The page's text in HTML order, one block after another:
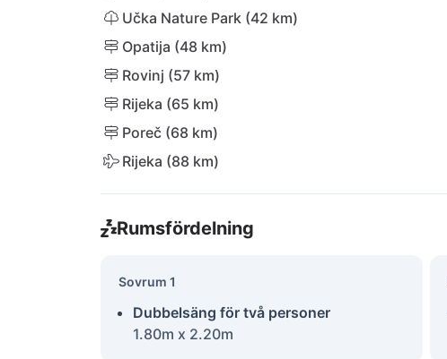
Učka Nature Park (42 km)
Opatija (48 km)
Rovinj (57 km)
Rijeka (65 km)
Poreč (68 km)
Rijeka (88 km)
Rumsfördelning
Sovrum 1
Dubbelsäng för två personer
1.80m x 2.20m